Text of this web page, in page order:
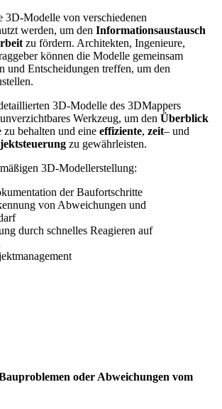
3D-Modelle von verschiedenen
werden, um den Informationsaustausch
zu fördern. Architekten, Ingenieure,
können die Modelle gemeinsam
und Entscheidungen treffen, um den
3D-Modelle des 3DMappers
Werkzeug, um den Überblick
behalten und eine effiziente, zeit– und
zu gewährleisten.
3D-Modellerstellung:
der Baufortschritte
von Abweichungen und
durch schnelles Reagieren auf
oder Abweichungen vom